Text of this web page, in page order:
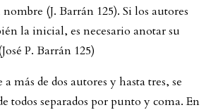
(J. Barrán 125). Si los autores
la inicial, es necesario anotar su
P. Barrán 125)
más de dos autores y hasta tres, se
todos separados por punto y coma. En